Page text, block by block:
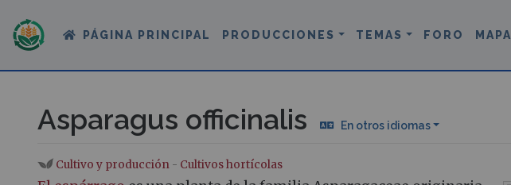
PÁGINA PRINCIPAL PRODUCCIONES TEMAS FORO MAPA
Asparagus officinalis En otros idiomas
Saltar a:navegación, buscar
Cultivo y producción - Cultivos hortícolas